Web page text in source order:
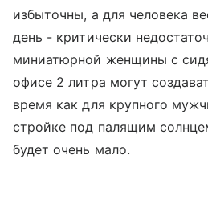
избыточны, а для человека
день - критически
миниатюрной женщины с
офисе 2 литра могут
время как для крупного
стройке под палящим
будет очень мало.